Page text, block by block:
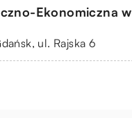
Ekonomiczna w
ul. Rajska 6